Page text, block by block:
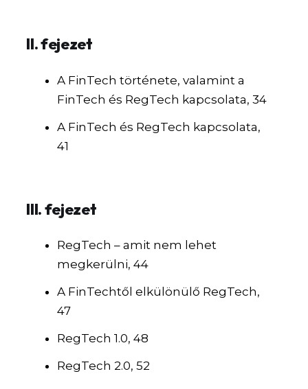
II. fejezet
A FinTech története, valamint a
FinTech és RegTech kapcsolata, 34
A FinTech és RegTech kapcsolata,
41
III. fejezet
RegTech – amit nem lehet
megkerülni, 44
A FinTechtől elkülönülő RegTech,
47
RegTech 1.0, 48
RegTech 2.0, 52